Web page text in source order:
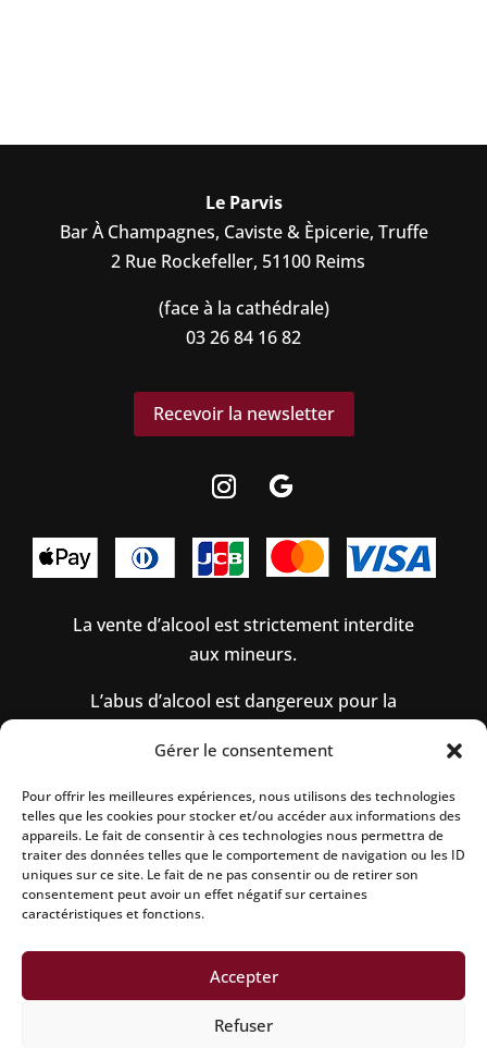
Gérer le consentement
Pour offrir les meilleures expériences, nous utilisons des technologies
telles que les cookies pour stocker et/ou accéder aux informations des
appareils. Le fait de consentir à ces technologies nous permettra de
traiter des données telles que le comportement de navigation ou les ID
uniques sur ce site. Le fait de ne pas consentir ou de retirer son
consentement peut avoir un effet négatif sur certaines
caractéristiques et fonctions.
Accepter
Refuser
Le Parvis
Bar À Champagnes, Caviste & Èpicerie, Truffe
2 Rue Rockefeller, 51100 Reims
(face à la cathédrale)
03 26 84 16 82
Recevoir la newsletter
La vente d’alcool est strictement interdite
aux mineurs.
L’abus d’alcool est dangereux pour la
Mentions légales|Politique de confidentialité|
Conditions générales de vente|Politique de
remboursement|Politique d’expedition|Site
réalisé par Aline CONSALVO
achat champagne avec coffret